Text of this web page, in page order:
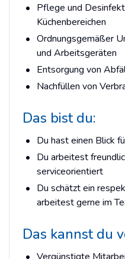
Pflege und
Küchenbereichen
Ordnungsgemäßer
und Arbeitsgeräten
Entsorgung von
Nachfüllen von
Das bist du:
Du hast einen Blick
Du arbeitest
serviceorientiert
Du schätzt ein
arbeitest gerne im
Das kannst du